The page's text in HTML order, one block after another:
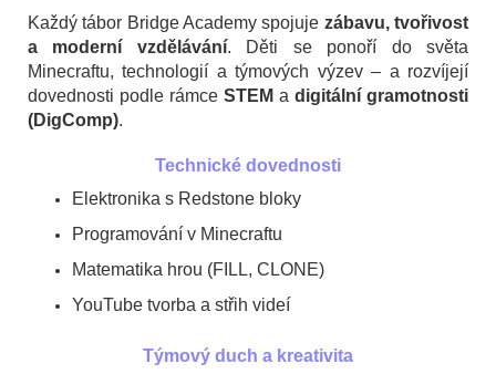
Každý tábor Bridge Academy spojuje zábavu, tvořivost
a moderní vzdělávání. Děti se ponoří do světa
Minecraftu, technologií a týmových výzev – a rozvíjejí
dovednosti podle rámce STEM a digitální gramotnosti
(DigComp).
Technické dovednosti
Elektronika s Redstone bloky
Programování v Minecraftu
Matematika hrou (FILL, CLONE)
YouTube tvorba a střih videí
Týmový duch a kreativita